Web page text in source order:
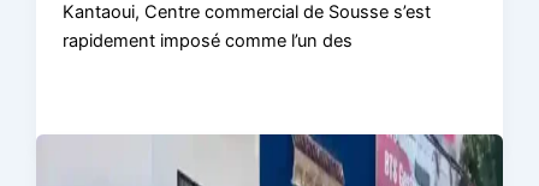
Kantaoui, Centre commercial de Sousse s’est
rapidement imposé comme l’un des